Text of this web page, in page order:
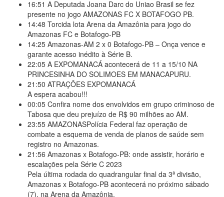
16:51 A Deputada Joana Darc do Uniao Brasil se fez
presente no jogo AMAZONAS FC X BOTAFOGO PB.
14:48 Torcida lota Arena da Amazônia para jogo do
Amazonas FC e Botafogo-PB
14:25 Amazonas-AM 2 x 0 Botafogo-PB – Onça vence e
garante acesso inédito à Série B.
22:05 A EXPOMANACÁ acontecerá de 11 a 15/10 NA
PRINCESINHA DO SOLIMOES EM MANACAPURU.
21:50 ATRAÇÕES EXPOMANACÁ
A espera acabou!!!
00:05 Confira nome dos envolvidos em grupo criminoso de
Tabosa que deu prejuízo de R$ 90 milhões ao AM.
23:55 AMAZONASPolícia Federal faz operação de
combate a esquema de venda de planos de saúde sem
registro no Amazonas.
21:56 Amazonas x Botafogo-PB: onde assistir, horário e
escalações pela Série C 2023
Pela última rodada do quadrangular final da 3ª divisão,
Amazonas x Botafogo-PB acontecerá no próximo sábado
(7), na Arena da Amazônia.